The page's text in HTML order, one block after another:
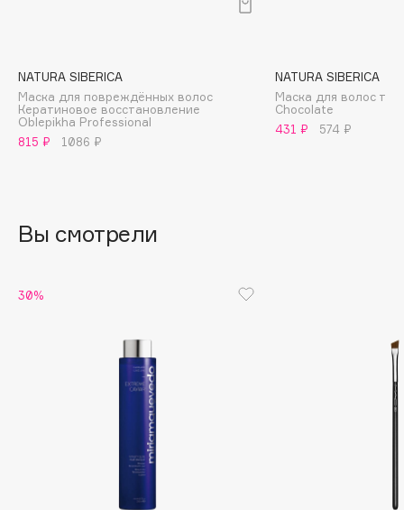
Baffy
Balmain Hair Couture
ЭКСКЛЮЗИВ
Banderas
Beauty Pati
NATURA SIBERICA
Маска для повреждённых волос
Кератиновое восстановление
Oblepikha Professional
815 ₽
1086 ₽
NATURA SIBERICA
Маска для волос
Chocolate
431 ₽
574 ₽
Вы смотрели
30%